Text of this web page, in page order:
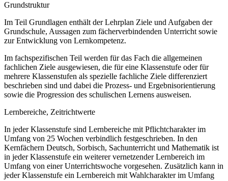
Grundstruktur
Im Teil Grundlagen enthält der Lehrplan Ziele und Aufgaben der
Grundschule, Aussagen zum fächerverbindenden Unterricht sowie
zur Entwicklung von Lernkompetenz.
Im fachspezifischen Teil werden für das Fach die allgemeinen
fachlichen Ziele ausgewiesen, die für eine Klassenstufe oder für
mehrere Klassenstufen als spezielle fachliche Ziele differenziert
beschrieben sind und dabei die Prozess- und Ergebnisorientierung
sowie die Progression des schulischen Lernens ausweisen.
Lernbereiche, Zeitrichtwerte
In jeder Klassenstufe sind Lernbereiche mit Pflichtcharakter im
Umfang von 25 Wochen verbindlich festgeschrieben. In den
Kernfächern Deutsch, Sorbisch, Sachunterricht und Mathematik ist
in jeder Klassenstufe ein weiterer vernetzender Lernbereich im
Umfang von einer Unterrichtswoche vorgesehen. Zusätzlich kann in
jeder Klassenstufe ein Lernbereich mit Wahlcharakter im Umfang